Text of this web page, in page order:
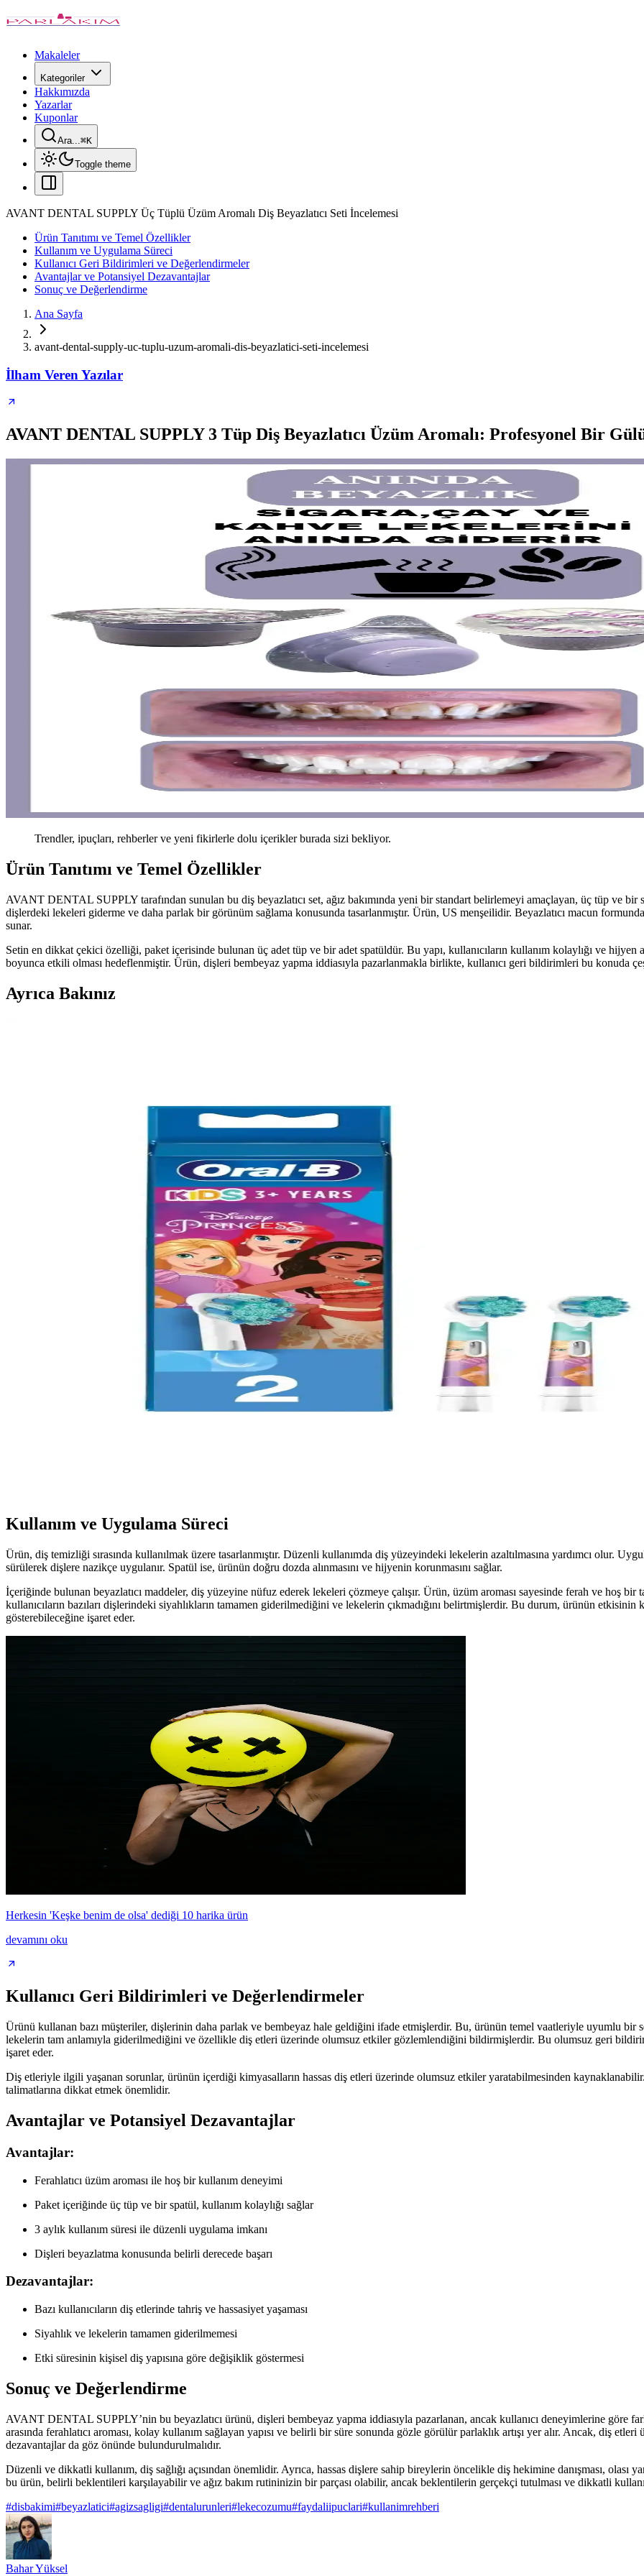
Makaleler
Kategoriler
Hakkımızda
Yazarlar
Kuponlar
Ara...⌘K
Toggle theme
AVANT DENTAL SUPPLY Üç Tüplü Üzüm Aromalı Diş Beyazlatıcı Seti İncelemesi
Ürün Tanıtımı ve Temel Özellikler
Kullanım ve Uygulama Süreci
Kullanıcı Geri Bildirimleri ve Değerlendirmeler
Avantajlar ve Potansiyel Dezavantajlar
Sonuç ve Değerlendirme
Ana Sayfa
avant-dental-supply-uc-tuplu-uzum-aromali-dis-beyazlatici-seti-incelemesi
İlham Veren Yazılar
AVANT DENTAL SUPPLY 3 Tüp Diş Beyazlatıcı Üzüm Aromalı: Profesyonel Bir
Trendler, ipuçları, rehberler ve yeni fikirlerle dolu içerikler burada sizi bekliyor.
Ürün Tanıtımı ve Temel Özellikler
AVANT DENTAL SUPPLY tarafından sunulan bu diş beyazlatıcı set, ağız bakımında yeni bir standart belirlemeyi amaçlayan, üç tüp ve
dişlerdeki lekeleri giderme ve daha parlak bir görünüm sağlama konusunda tasarlanmıştır. Ürün, US menşeilidir. Beyazlatıcı macun
sunar.
Setin en dikkat çekici özelliği, paket içerisinde bulunan üç adet tüp ve bir adet spatüldür. Bu yapı, kullanıcıların kullanım kolaylığı ve hijyen
boyunca etkili olması hedeflenmiştir. Ürün, dişleri bembeyaz yapma iddiasıyla pazarlanmakla birlikte, kullanıcı geri bildirimleri bu konuda
Ayrıca Bakınız
Kyver’in 3D White 4’lü Oral-B uyumlu fırça başlığı, nazik temizlik ve beyazlatma özellikleriyle öne çıkar. Kullanıcı deneyimleri ve
Qartz Diş Temizleme ve Beyazlatma Pastası: Etkili ve Güvenli Diş Bakım Ürünü
Qartz diş temizleme ve beyazlatma pastası, leke ve tartar sorunlarını hedefleyen, kontrollü ve etkili temizlik sağlayan Türkiye menşeli bir
Magic Kit Diş Temizleme Kiti: Doğal ve Etkili Diş Temizliği Çözümü
Magic Kit diş temizleme kiti, bitkisel içeriklerle formüle edilmiş, dişlerdeki lekeleri gideren ve doğal yapıya zarar vermeden temizlik
Türkiye Menşeli Mikro Partiküllü Diş Macunu ile Güzel ve Sağlıklı Gülüşler
Türkiye menşeli mikro partiküllü diş macunu, nazik temizliği ve beyazlatma özellikleriyle diş sağlığını destekler, nefes ferahlığı sağlar ve
CREST 3D Whitestrips Profesyonel Etkiler: Güvenilir ve Pratik Diş Beyazlatma Çözümü
CREST 3D Whitestrips Profesyonel Etkiler, kolay uygulanabilirliği ve etkili sonuçlarıyla diş beyazlatmada yeni bir standart sunar. Düzenli
Oral-B iO Ultimate Clean Siyah Diş Fırçası Yedek Başlığı İncelemesi ve Kullanım Rehberi
Kullanım ve Uygulama Süreci
Ürün, diş temizliği sırasında kullanılmak üzere tasarlanmıştır. Düzenli kullanımda diş yüzeyindeki lekelerin azaltılmasına yardımcı olur.
sürülerek dişlere nazikçe uygulanır. Spatül ise, ürünün doğru dozda alınmasını ve hijyenin korunmasını sağlar.
İçeriğinde bulunan beyazlatıcı maddeler, diş yüzeyine nüfuz ederek lekeleri çözmeye çalışır. Ürün, üzüm aroması sayesinde ferah ve hoş bir
kullanıcıların bazıları dişlerindeki siyahlıkların tamamen giderilmediğini ve lekelerin çıkmadığını belirtmişlerdir. Bu durum, ürünün
gösterebileceğine işaret eder.
Herkesin 'Keşke benim de olsa' dediği 10 harika ürün
devamını oku
Kullanıcı Geri Bildirimleri ve Değerlendirmeler
Ürünü kullanan bazı müşteriler, dişlerinin daha parlak ve bembeyaz hale geldiğini ifade etmişlerdir. Bu, ürünün temel vaatleriyle uyumlu bir
lekelerin tam anlamıyla giderilmediğini ve özellikle diş etleri üzerinde olumsuz etkiler gözlemlendiğini bildirmişlerdir. Bu olumsuz geri
işaret eder.
Diş etleriyle ilgili yaşanan sorunlar, ürünün içerdiği kimyasalların hassas diş etleri üzerinde olumsuz etkiler yaratabilmesinden
talimatlarına dikkat etmek önemlidir.
Avantajlar ve Potansiyel Dezavantajlar
Avantajlar:
Ferahlatıcı üzüm aroması ile hoş bir kullanım deneyimi
Paket içeriğinde üç tüp ve bir spatül, kullanım kolaylığı sağlar
3 aylık kullanım süresi ile düzenli uygulama imkanı
Dişleri beyazlatma konusunda belirli derecede başarı
Dezavantajlar:
Bazı kullanıcıların diş etlerinde tahriş ve hassasiyet yaşaması
Siyahlık ve lekelerin tamamen giderilmemesi
Etki süresinin kişisel diş yapısına göre değişiklik göstermesi
Sonuç ve Değerlendirme
AVANT DENTAL SUPPLY’nin bu beyazlatıcı ürünü, dişleri bembeyaz yapma iddiasıyla pazarlanan, ancak kullanıcı deneyimlerine göre
arasında ferahlatıcı aroması, kolay kullanım sağlayan yapısı ve belirli bir süre sonunda gözle görülür parlaklık artışı yer alır. Ancak, diş
dezavantajlar da göz önünde bulundurulmalıdır.
Düzenli ve dikkatli kullanım, diş sağlığı açısından önemlidir. Ayrıca, hassas dişlere sahip bireylerin öncelikle diş hekimine danışması, olası
bu ürün, belirli beklentileri karşılayabilir ve ağız bakım rutininizin bir parçası olabilir, ancak beklentilerin gerçekçi tutulması ve dikkatli
#disbakimi#beyazlatici#agizsagligi#dentalurunleri#lekecozumu#faydaliipuclari#kullanimrehberi
Bahar Yüksel